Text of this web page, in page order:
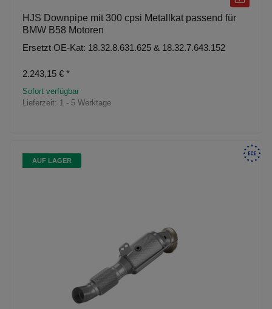
HJS Downpipe mit 300 cpsi Metallkat passend für
BMW B58 Motoren
Ersetzt OE-Kat: 18.32.8.631.625 & 18.32.7.643.152
2.243,15 € *
Sofort verfügbar
Lieferzeit: 1 - 5 Werktage
AUF LAGER